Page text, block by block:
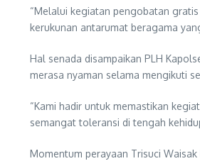
“Melalui kegiatan pengobatan
kerukunan antarumat beragama
Hal senada disampaikan PLH
merasa nyaman selama mengikuti
“Kami hadir untuk memastikan
semangat toleransi di tengah
Momentum perayaan Trisuci